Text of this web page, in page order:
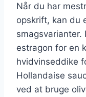
Når du har
opskrift, kan du
estragon for en
hvidvinseddike
Hollandaise
ved at bruge